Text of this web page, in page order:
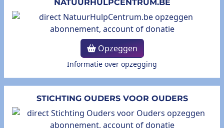
NATUURHULPCENTRUM.BE
Opzeggen
Informatie over opzegging
STICHTING OUDERS VOOR OUDERS